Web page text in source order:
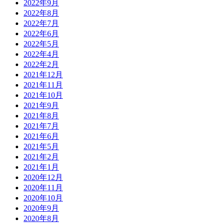
2022年9月
2022年8月
2022年7月
2022年6月
2022年5月
2022年4月
2022年2月
2021年12月
2021年11月
2021年10月
2021年9月
2021年8月
2021年7月
2021年6月
2021年5月
2021年2月
2021年1月
2020年12月
2020年11月
2020年10月
2020年9月
2020年8月